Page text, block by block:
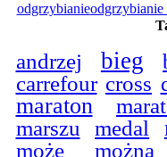
odgrzybianieodgrzybianie
andrzej bieg
carrefour cross
maraton
marszu medal
może
można